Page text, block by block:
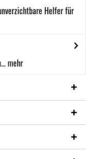
Helfer für
mehr